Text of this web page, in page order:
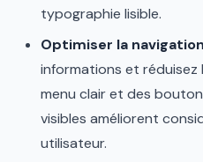
typographie lisible.
Optimiser la navigation
informations et réduisez
menu clair et des
visibles améliorent
utilisateur.